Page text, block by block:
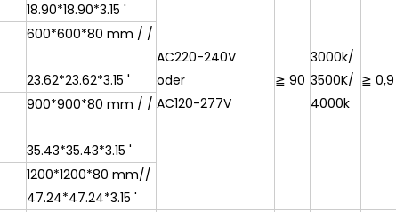
18.90*18.90*3.15 '
AC220-240V
oder
AC120-277V
≧ 90
3000k/
3500K/
4000k
≧ 0,9
600*600*80 mm / /
23.62*23.62*3.15 '
900*900*80 mm / /
35.43*35.43*3.15 '
1200*1200*80 mm//
47.24*47.24*3.15 '